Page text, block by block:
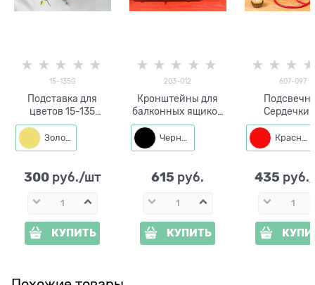
15-135G
Подставка для
цветов 15-135
настенная на одно
кашпо d=14см
Золото
300 руб./шт
КУПИТЬ
203-012
Кронштейны для
балконных ящиков
(2 шт) 203-012
Черный
615 руб.
КУПИТЬ
607-097
Сердечки
металла
Красный
435